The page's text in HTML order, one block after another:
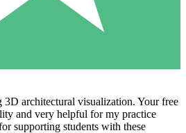
3D architectural visualization. Your free
and very helpful for my practice
supporting students with these